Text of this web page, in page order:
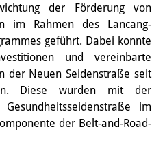
der Förderung von
im Rahmen des Lancang-
geführt. Dabei konnte
und vereinbarte
der Neuen Seidenstraße seit
Diese wurden mit der
im
der Belt-and-Road-